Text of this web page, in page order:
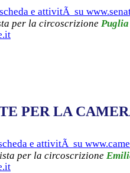
scheda e attivitÃ su
per la circoscrizione Puglia
PER LA
e attivitÃ su
per la circoscrizione